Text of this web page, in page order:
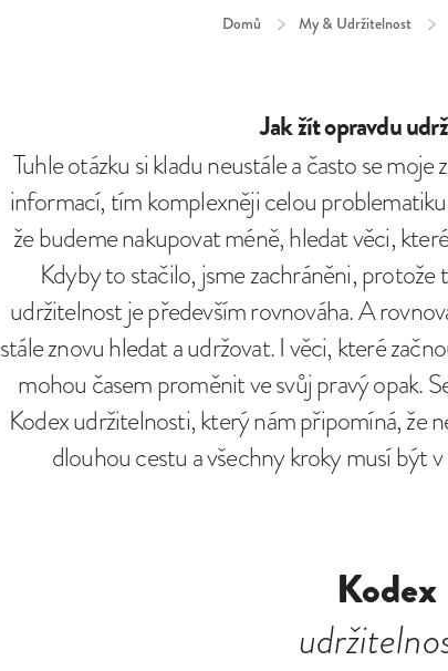
Domů / My & Udržitelnost /
Jak žít opravdu
Tuhle otázku si kladu neustále a často se
informací, tím komplexněji celou
že budeme nakupovat méně, hledat věci,
Kdyby to stačilo, jsme zachráněni, protože
udržitelnost je především rovnováha. A
stále znovu hledat a udržovat. I věci, které
mohou časem proměnit ve svůj pravý opak.
Kodex udržitelnosti, který nám připomíná, že
dlouhou cestu a všechny kroky musí být
Kodex